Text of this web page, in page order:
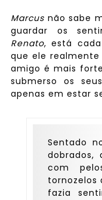
Marcus não sabe
guardar os
Renato, está
que ele
amigo é mais
submerso os
apenas em estar
Sentado
dobrados,
com
tornozelos
fazia